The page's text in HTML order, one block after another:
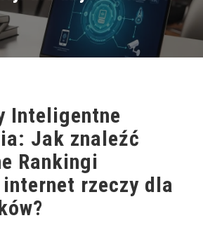
Inteligentne
Jak znaleźć
Rankingi
rzeczy dla
?